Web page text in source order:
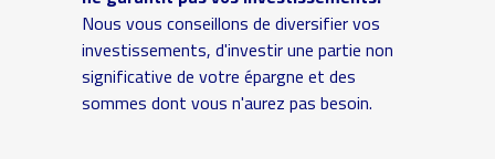
Nous vous conseillons de diversifier vos
investissements, d'investir une partie non
significative de votre épargne et des
sommes dont vous n'aurez pas besoin.